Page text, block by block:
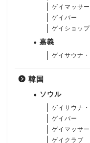
ゲイマッサ
ゲイバー
ゲイショップ
嘉義
ゲイサウナ
韓国
ソウル
ゲイサウナ
ゲイバー
ゲイマッサ
ゲイクラブ